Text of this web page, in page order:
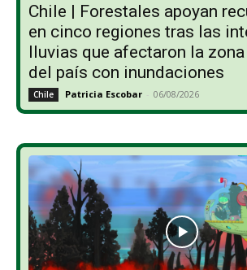
Chile | Forestales apoyan
en cinco regiones tras las
lluvias que afectaron la
del país con inundaciones
Chile Patricia Escobar - 06/08/2026